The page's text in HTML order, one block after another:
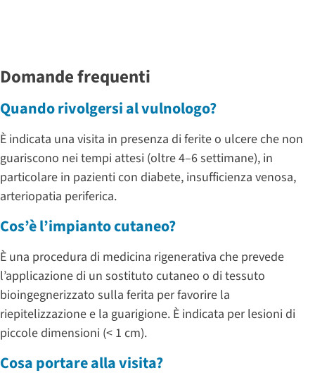
Domande frequenti
Quando rivolgersi al vulnologo?
È indicata una visita in presenza di ferite o ulcere che non
guariscono nei tempi attesi (oltre 4–6 settimane), in
particolare in pazienti con diabete, insufficienza venosa,
arteriopatia periferica.
Cos’è l’impianto cutaneo?
È una procedura di medicina rigenerativa che prevede
l’applicazione di un sostituto cutaneo o di tessuto
bioingegnerizzato sulla ferita per favorire la
riepitelizzazione e la guarigione. È indicata per lesioni di
piccole dimensioni (< 1 cm).
Cosa portare alla visita?